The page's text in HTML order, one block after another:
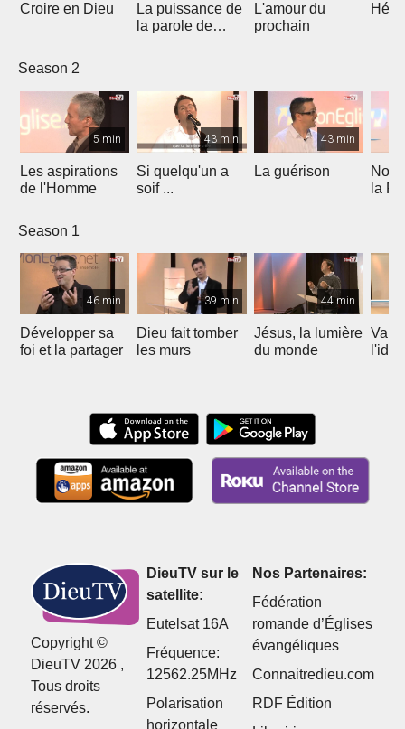
Croire en Dieu
La puissance de
la parole de
L'amour du
prochain
Season 2
5 min
Les aspirations
de l'Homme
43 min
Si quelqu'un a
soif ...
43 min
La guérison
Nos
la
Season 1
46 min
Développer sa
foi et la partager
39 min
Dieu fait tomber
les murs
44 min
Jésus, la lumière
du monde
Copyright ©
DieuTV 2026 ,
Tous droits
réservés.
DieuTV sur le
satellite:
Eutelsat 16A
Fréquence:
12562.25MHz
Polarisation
horizontale
Nos Partenaires:
Fédération
romande d’Églises
évangéliques
Connaitredieu.com
RDF Édition